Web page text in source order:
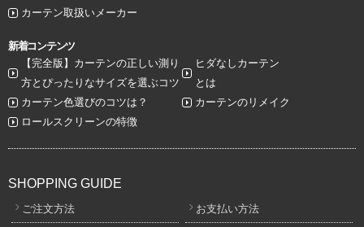
カーテン取扱いメーカー
新着コンテンツ
【完全版】カーテンの正しい測り
方とぴったりなサイズを選ぶコツ
ヒダなしカーテン
とは
カーテン色選びのコツは？
カーテンのリメイク
ロールスクリーンの特徴
SHOPPING GUIDE
ご注文方法 お支払い方法